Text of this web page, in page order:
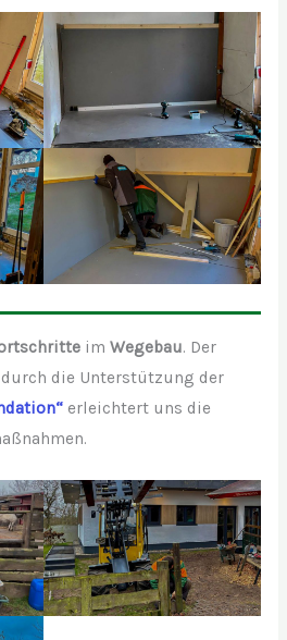
im Wegebau. Der
die Unterstützung der
erleichtert uns die